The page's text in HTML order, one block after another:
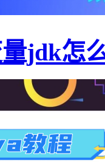
jdk怎